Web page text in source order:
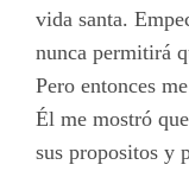
vida santa.
nunca permitirá
Pero entonces
Él me mostró
sus propositos y